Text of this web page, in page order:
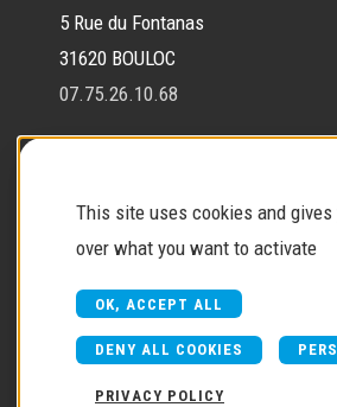
5 Rue du Fontanas
31620 BOULOC
07.75.26.10.68
Contactez-nous
This site uses cookies and
over what you want to activate
OK, ACCEPT ALL
DENY ALL COOKIES
PRIVACY POLICY